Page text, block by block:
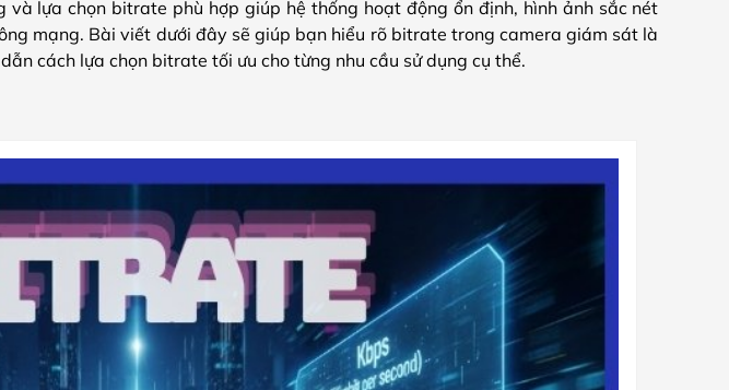
lựa chọn bitrate phù hợp giúp hệ thống hoạt động ổn định, hình ảnh sắc nét
mạng. Bài viết dưới đây sẽ giúp bạn hiểu rõ bitrate trong camera giám sát là
cách lựa chọn bitrate tối ưu cho từng nhu cầu sử dụng cụ thể.